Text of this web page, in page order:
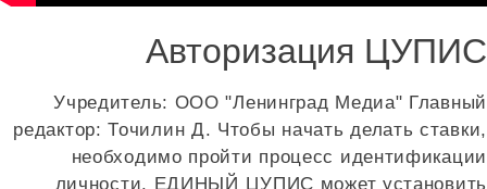
Авторизация ЦУПИС
Учредитель: ООО "Ленинград Медиа" Главный
редактор: Точилин Д. Чтобы начать делать ставки,
необходимо пройти процесс идентификации
личности. ЕДИНЫЙ ЦУПИС может установить